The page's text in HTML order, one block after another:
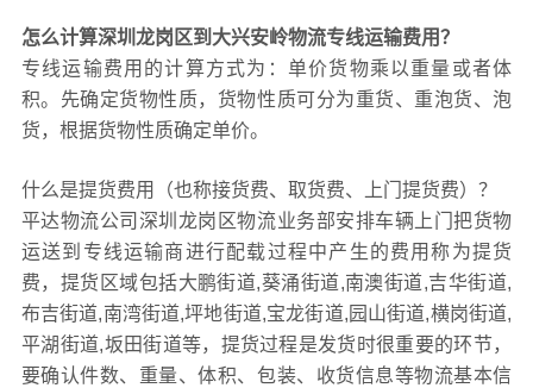
怎么计算深圳龙岗区到大兴安岭物流专线运输费用？
专线运输费用的计算方式为：单价货物乘以重量或者体
积。先确定货物性质，货物性质可分为重货、重泡货、泡
货，根据货物性质确定单价。
什么是提货费用（也称接货费、取货费、上门提货费）？
平达物流公司深圳龙岗区物流业务部安排车辆上门把货物
运送到专线运输商进行配载过程中产生的费用称为提货
费，提货区域包括大鹏街道,葵涌街道,南澳街道,吉华街道,
布吉街道,南湾街道,坪地街道,宝龙街道,园山街道,横岗街道,
平湖街道,坂田街道等，提货过程是发货时很重要的环节，
要确认件数、重量、体积、包装、收货信息等物流基本信